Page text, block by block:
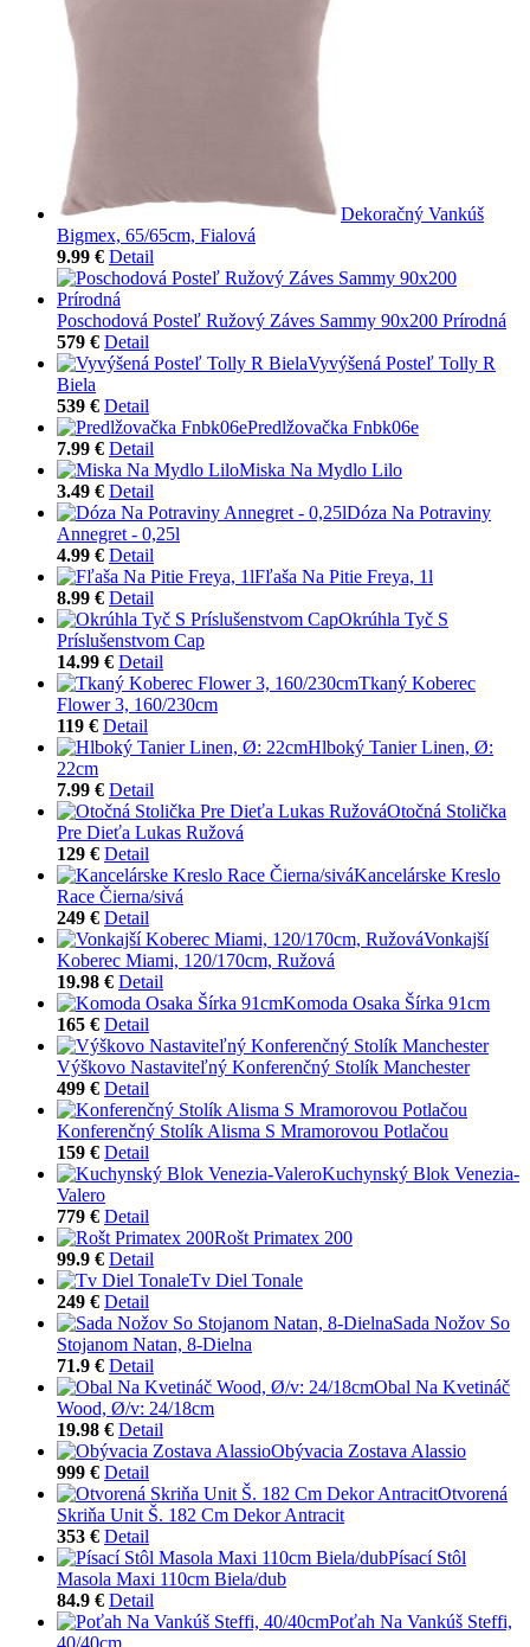
Dekoračný Vankúš
Bigmex, 65/65cm, Fialová
9.99 € Detail
Poschodová Posteľ Ružový Záves Sammy 90x200 Prírodná
579 € Detail
Vyvýšená Posteľ Tolly R
Biela
539 € Detail
Predlžovačka Fnbk06e
7.99 € Detail
Miska Na Mydlo Lilo
3.49 € Detail
Dóza Na Potraviny
Annegret - 0,25l
4.99 € Detail
Fľaša Na Pitie Freya, 1l
8.99 € Detail
Okrúhla Tyč S
Príslušenstvom Cap
14.99 € Detail
Tkaný Koberec
Flower 3, 160/230cm
119 € Detail
Hlboký Tanier Linen, Ø:
22cm
7.99 € Detail
Otočná Stolička
Pre Dieťa Lukas Ružová
129 € Detail
Kancelárske Kreslo
Race Čierna/sivá
249 € Detail
Vonkajší
Koberec Miami, 120/170cm, Ružová
19.98 € Detail
Komoda Osaka Šírka 91cm
165 € Detail
Výškovo Nastaviteľný Konferenčný Stolík Manchester
499 € Detail
Konferenčný Stolík Alisma S Mramorovou Potlačou
159 € Detail
Kuchynský Blok Venezia-
Valero
779 € Detail
Rošt Primatex 200
99.9 € Detail
Tv Diel Tonale
249 € Detail
Sada Nožov So
Stojanom Natan, 8-Dielna
71.9 € Detail
Obal Na Kvetináč
Wood, Ø/v: 24/18cm
19.98 € Detail
Obývacia Zostava Alassio
999 € Detail
Otvorená
Skriňa Unit Š. 182 Cm Dekor Antracit
353 € Detail
Písací Stôl
Masola Maxi 110cm Biela/dub
84.9 € Detail
Poťah Na Vankúš Steffi,
40/40cm